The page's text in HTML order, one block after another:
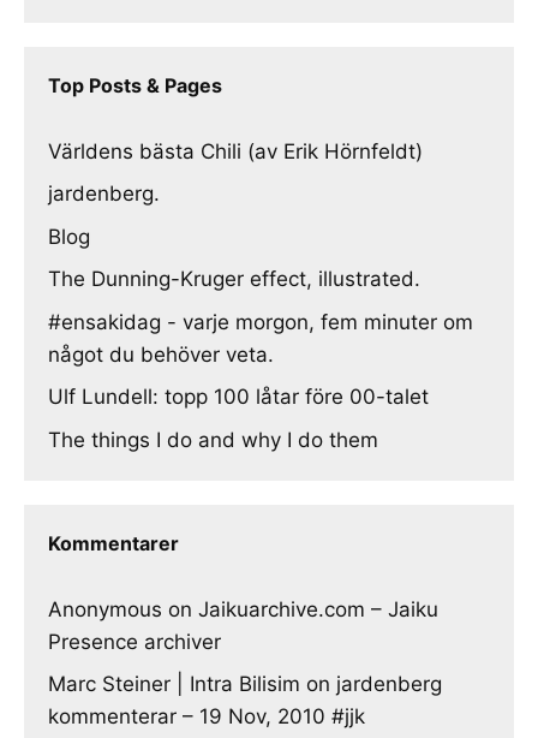
Top Posts & Pages
Världens bästa Chili (av Erik Hörnfeldt)
jardenberg.
Blog
The Dunning-Kruger effect, illustrated.
#ensakidag - varje morgon, fem minuter om
något du behöver veta.
Ulf Lundell: topp 100 låtar före 00-talet
The things I do and why I do them
Kommentarer
Anonymous on Jaikuarchive.com – Jaiku
Presence archiver
Marc Steiner | Intra Bilisim on jardenberg
kommenterar – 19 Nov, 2010 #jjk